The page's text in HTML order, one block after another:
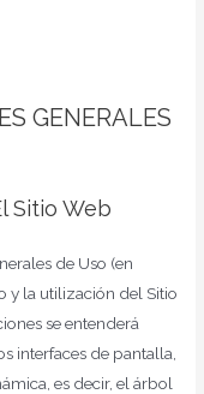
GENERALES
Sitio Web
de Uso (en
y la utilización del Sitio
se entenderá
interfaces de pantalla,
es decir, el árbol